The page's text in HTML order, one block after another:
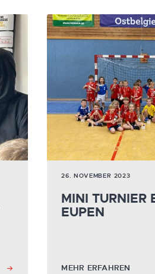
26. NOVEMBER 2023
MINI TURNIER
EUPEN
MEHR ERFAHREN